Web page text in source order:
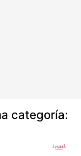
categoría: